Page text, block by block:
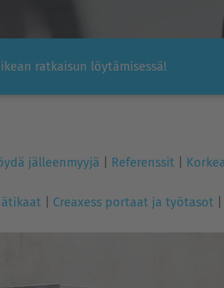
ratkaisun löytämisessä!
jälleenmyyjä Referenssit
Creaxess portaat ja työtasot